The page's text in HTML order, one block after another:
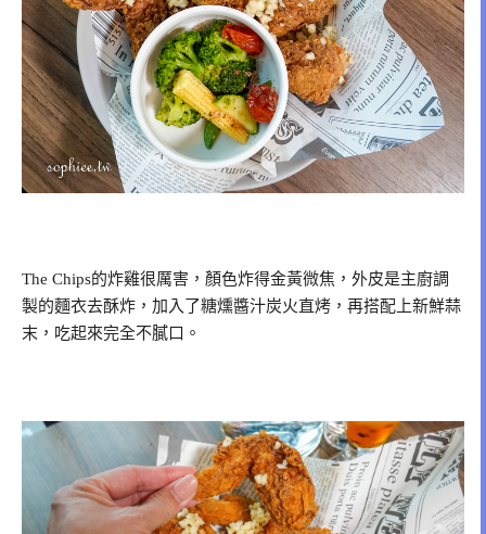
The Chips的炸雞很厲害，顏色炸得金黃微焦，外皮是主廚調
製的麵衣去酥炸，加入了糖燻醬汁炭火直烤，再搭配上新鮮蒜
末，吃起來完全不膩口。